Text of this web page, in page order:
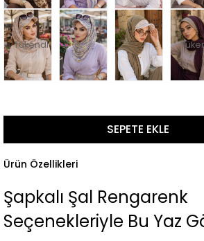
Tükendi
Ürün Özellikleri
Şapkalı Şal Rengarenk
Seçenekleriyle Bu Yaz